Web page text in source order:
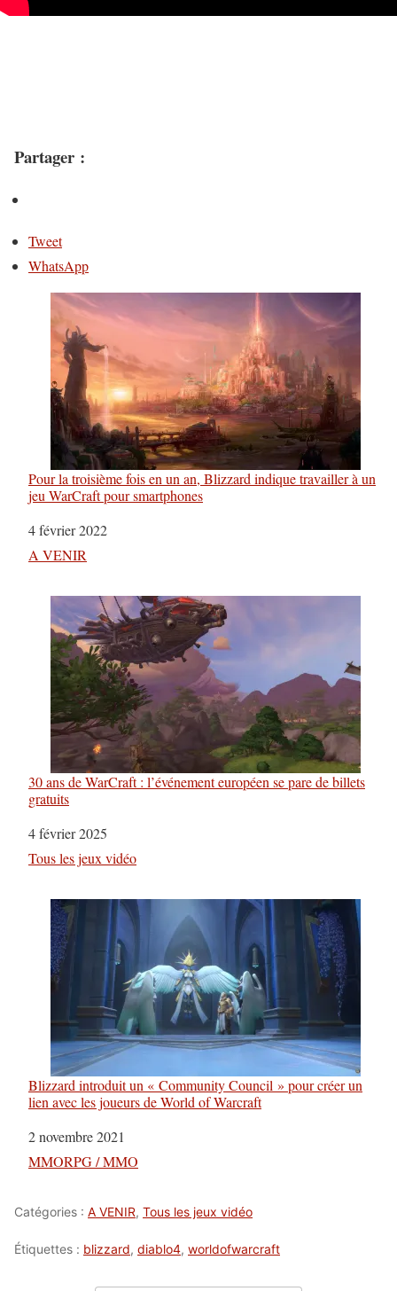
Partager :
Tweet
WhatsApp
Pour la troisième fois en un an, Blizzard indique travailler à un
jeu WarCraft pour smartphones
Date
4 février 2022
Par rapport à
A VENIR
30 ans de WarCraft : l’événement européen se pare de billets
gratuits
Date
4 février 2025
Par rapport à
Tous les jeux vidéo
Blizzard introduit un « Community Council » pour créer un
lien avec les joueurs de World of Warcraft
Date
2 novembre 2021
Par rapport à
MMORPG / MMO
Catégories : A VENIR, Tous les jeux vidéo
Étiquettes : blizzard, diablo4, worldofwarcraft